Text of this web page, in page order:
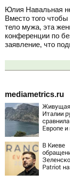
Юлия Навальная
Вместо того
тело мужа, эта
конференции по
заявление, что
mediametrics.ru
Италии
Европе
В Киеве
Patriot